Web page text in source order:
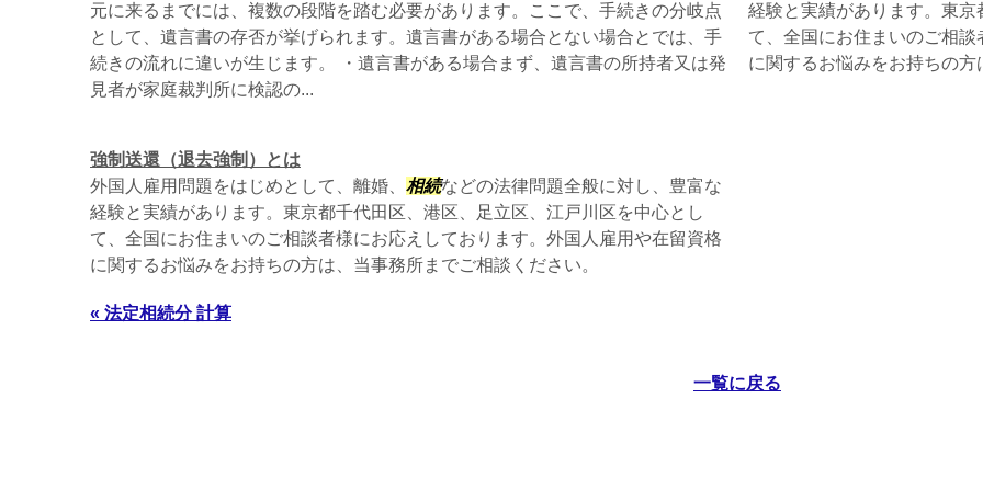
元に来るまでには、複数の段階を踏む必要があります。ここで、手続きの分岐点
として、遺言書の存否が挙げられます。遺言書がある場合とない場合とでは、手
続きの流れに違いが生じます。 ・遺言書がある場合まず、遺言書の所持者又は発
見者が家庭裁判所に検認の...
経験と実績があります。東
て、全国にお住まいのご相
に関するお悩みをお持ちの方
強制送還（退去強制）とは
外国人雇用問題をはじめとして、離婚、 相続などの法律問題全般に対し、豊富な
経験と実績があります。東京都千代田区、港区、足立区、江戸川区を中心とし
て、全国にお住まいのご相談者様にお応えしております。外国人雇用や在留資格
に関するお悩みをお持ちの方は、当事務所までご相談ください。
« 法定相続分 計算
一覧に戻る